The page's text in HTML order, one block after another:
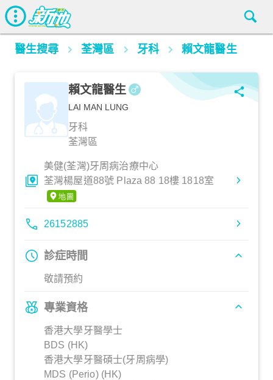
醫生搜尋 荃灣區 牙科 賴文龍醫生
賴文龍醫生
LAI MAN LUNG
牙科
荃灣區
美健(荃灣)牙周病治療中心
荃灣楊屋道88號 Plaza 88 18樓 1818室
26152885
診症時間
敬請預約
專業資格
香港大學牙醫學士
BDS (HK)
香港大學牙醫碩士(牙周病學)
MDS (Perio) (HK)